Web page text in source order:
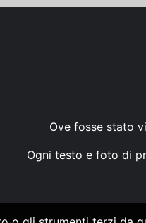
Ove fosse stato
Ogni testo e foto di